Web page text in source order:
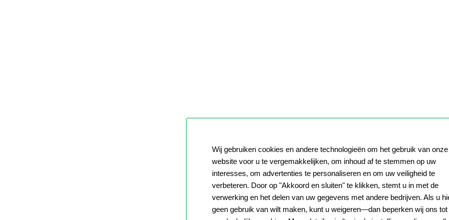
Wij gebruiken cookies en andere technologieën om het gebruik van onze
website voor u te vergemakkelijken, om inhoud af te stemmen op uw
interesses, om advertenties te personaliseren en om uw veiligheid te
verbeteren. Door op "Akkoord en sluiten" te klikken, stemt u in met de
verwerking en het delen van uw gegevens met andere bedrijven. Als u
geen gebruik van wilt maken, kunt u weigeren—dan beperken wij ons tot